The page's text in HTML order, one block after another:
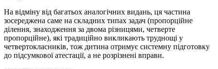
На відміну від багатьох аналогічних видань, ця частина
зосереджена саме на складних типах задач (пропорційне
ділення, знаходження за двома різницями, четверте
пропорційне), які традиційно викликають труднощі у
четвертокласників, тож дитина отримує системну підготовку
до підсумкової атестації, а не розрізнені вправи.